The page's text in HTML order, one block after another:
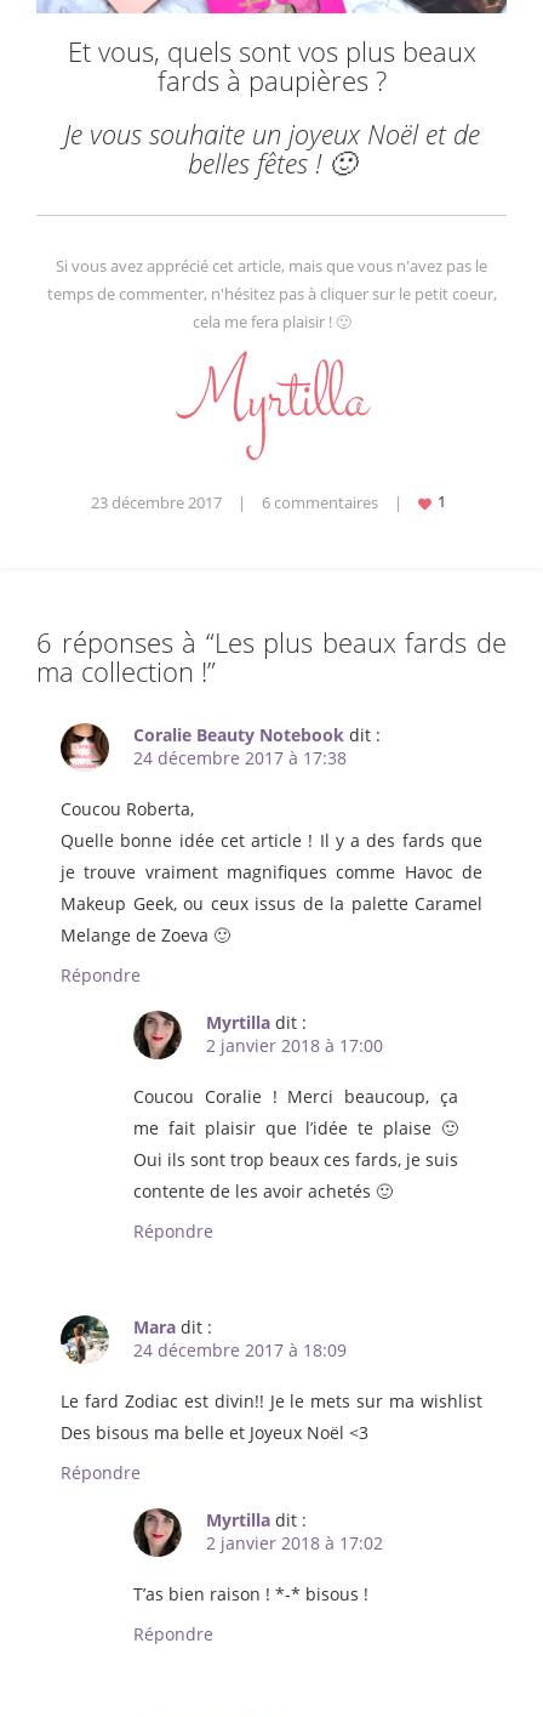
Et vous, quels sont vos plus beaux
fards à paupières ?
Je vous souhaite un joyeux Noël et de
belles fêtes ! 🙂
Si vous avez apprécié cet article, mais que vous n'avez pas le
temps de commenter, n'hésitez pas à cliquer sur le petit coeur,
cela me fera plaisir ! 🙂
23 décembre 2017 | 6 commentaires |
6 réponses à “Les plus beaux fards de
ma collection !”
Coralie Beauty Notebook dit :
24 décembre 2017 à 17:38
Coucou Roberta,
Quelle bonne idée cet article ! Il y a des fards que
je trouve vraiment magnifiques comme Havoc de
Makeup Geek, ou ceux issus de la palette Caramel
Melange de Zoeva 🙂
Répondre
Myrtilla dit :
2 janvier 2018 à 17:00
Coucou Coralie ! Merci beaucoup, ça
me fait plaisir que l’idée te plaise 🙂
Oui ils sont trop beaux ces fards, je suis
contente de les avoir achetés 🙂
Répondre
Mara dit :
24 décembre 2017 à 18:09
Le fard Zodiac est divin!! Je le mets sur ma wishlist
Des bisous ma belle et Joyeux Noël <3
Répondre
Myrtilla dit :
2 janvier 2018 à 17:02
T’as bien raison ! *-* bisous !
Répondre